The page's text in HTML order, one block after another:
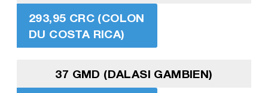
293,95 CRC (COLON
DU COSTA RICA)
37 GMD (DALASI GAMBIEN)